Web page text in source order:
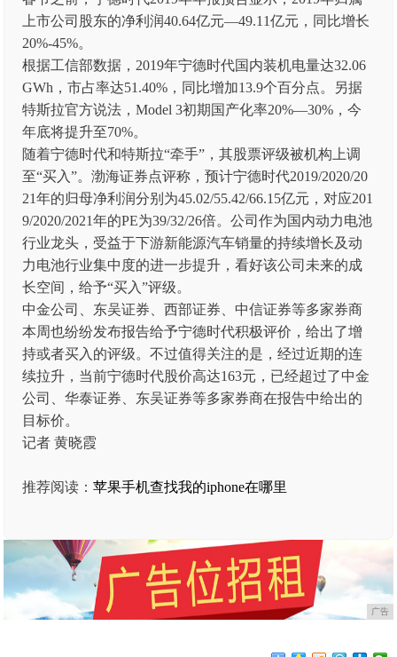
上市公司股东的净利润40.64亿元—49.11亿元，同比增长
20%-45%。
根据工信部数据，2019年宁德时代国内装机电量达32.06
GWh，市占率达51.40%，同比增加13.9个百分点。另据
特斯拉官方说法，Model 3初期国产化率20%—30%，今
年底将提升至70%。
随着宁德时代和特斯拉“牵手”，其股票评级被机构上调
至“买入”。渤海证券点评称，预计宁德时代2019/2020/20
21年的归母净利润分别为45.02/55.42/66.15亿元，对应201
9/2020/2021年的PE为39/32/26倍。公司作为国内动力电池
行业龙头，受益于下游新能源汽车销量的持续增长及动
力电池行业集中度的进一步提升，看好该公司未来的成
长空间，给予“买入”评级。
中金公司、东吴证券、西部证券、中信证券等多家券商
本周也纷纷发布报告给予宁德时代积极评价，给出了增
持或者买入的评级。不过值得关注的是，经过近期的连
续拉升，当前宁德时代股价高达163元，已经超过了中金
公司、华泰证券、东吴证券等多家券商在报告中给出的
目标价。
记者 黄晓霞
推荐阅读：苹果手机查找我的iphone在哪里
广告